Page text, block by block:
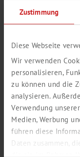
Zustimmung
Diese Webseite
Wir verwenden
personalisieren,
zu können und die
analysieren.
Verwendung
Medien, Werbung
führen diese
Daten zusammen,
HEIDELBEER
authentisch, Beere